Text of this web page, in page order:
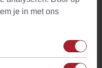
voor gehele dag. Met
je in met ons